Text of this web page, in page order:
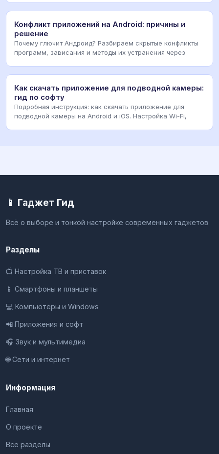
Конфликт приложений на Android: причины и
решение
Почему глючит Андроид? Разбираем скрытые конфликты
программ, зависания и методы их устранения через
Как скачать приложение для подводной камеры:
гид по софту
Подробная инструкция: как скачать приложение для
подводной камеры на Android и iOS. Настройка Wi-Fi,
📱 Гаджет Гид
Всё о выборе и тонкой настройке современных гаджетов
Разделы
📺 Настройка ТВ и приставок
📱 Смартфоны и планшеты
💻 Компьютеры и Windows
📲 Приложения и софт
🎧 Звук и мультимедиа
🌐 Сети и интернет
Информация
Главная
О проекте
Все разделы